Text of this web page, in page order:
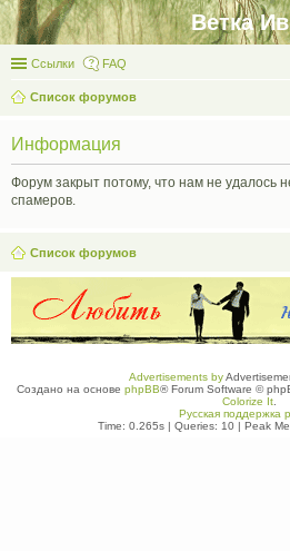
Ветка
Ссылки FAQ
Список форумов
Информация
Форум закрыт потому, что нам не удалось
спамеров.
Список форумов
Advertisements by
Создано на основе phpBB® Forum Software ©
Colorize It.
Русская поддержка
Time: 0.265s| Queries: 10| Peak